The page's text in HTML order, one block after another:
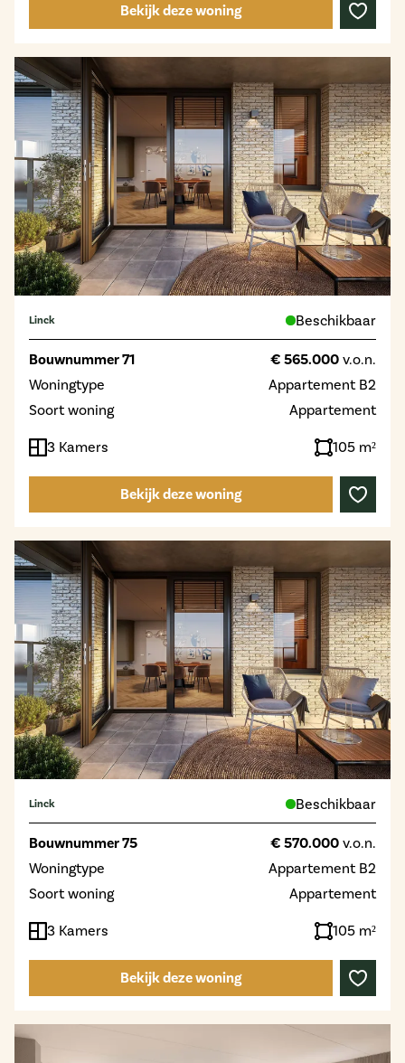
Bekijk deze woning
Linck Beschikbaar
Bouwnummer 71 € 565.000 v.o.n.
Woningtype
Appartement B2
Soort woning
Appartement
3 Kamers 105 m²
Bekijk deze woning
Linck Beschikbaar
Bouwnummer 75 € 570.000 v.o.n.
Woningtype
Appartement B2
Soort woning
Appartement
3 Kamers 105 m²
Bekijk deze woning